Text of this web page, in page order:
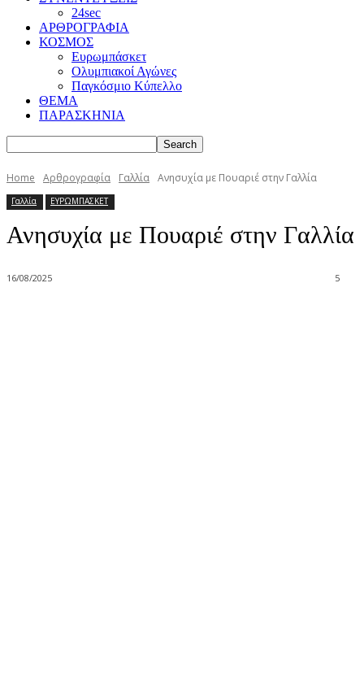
24sec
ΑΡΘΡΟΓΡΑΦΙΑ
ΚΟΣΜΟΣ
Ευρωμπάσκετ
Ολυμπιακοί Αγώνες
Παγκόσμιο Κύπελλο
ΘΕΜΑ
ΠΑΡΑΣΚΗΝΙΑ
Home Αρθρογραφία Γαλλία Ανησυχία με Πουαριέ στην Γαλλία
Γαλλία ΕΥΡΩΜΠΑΣΚΕΤ
Ανησυχία με Πουαριέ στην Γαλλία
16/08/2025 5